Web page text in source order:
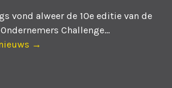
vond alweer de 10e editie van de
Challenge...
→